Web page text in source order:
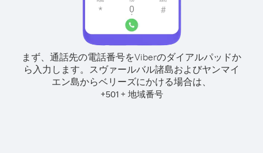
まず、通話先の電話番号をViberのダイアルパッドか
ら入力します。 スヴァールバル諸島およびヤンマイ
エン島からベリーズにかける場合は、
+501+ 地域番号